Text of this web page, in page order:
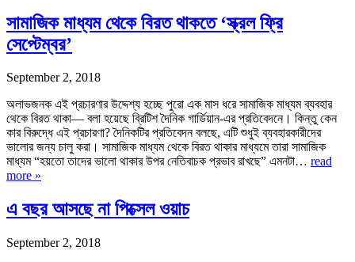
সামাজিক মাধ্যম থেকে বিরত থাকতে ‘স্ক্রল ফ্রি
সেপ্টেম্বর’
September 2, 2018
অলাভজনক এই প্রচারণার উদ্দেশ্য হচ্ছে পুরো এক মাস ধরে সামাজিক মাধ্যম ব্যবহার
থেকে বিরত থাকা— বলা হয়েছে ব্রিটিশ দৈনিক গার্ডিয়ান-এর প্রতিবেদনে। কিন্তু কেন
কার বিরুদ্ধে এই প্রচারণা? দৈনিকটির প্রতিবেদন বলছে, এটি শুধুই ব্যবহারকারীদের
ভালোর জন্য চালু করা। সামাজিক মাধ্যম থেকে বিরত থাকার মাধ্যমে তারা সামাজিক
মাধ্যম “হয়তো তাদের ভালো থাকার উপর নেতিবাচক প্রভাব রাখছে” এমনটা… read
more »
এ বছর আসছে না পিক্সেল ওয়াচ
September 2, 2018